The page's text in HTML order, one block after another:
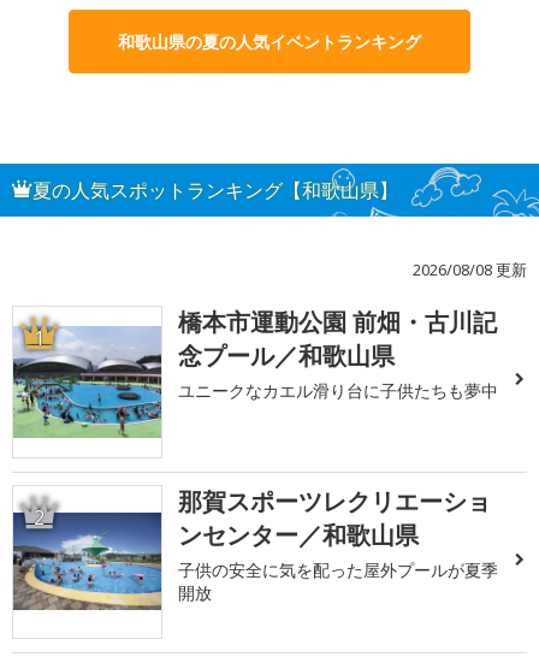
和歌山県の夏の人気イベントランキング
夏の人気スポットランキング【和歌山県】
2026/08/08 更新
1
橋本市運動公園 前畑・古川記
念プール／和歌山県
ユニークなカエル滑り台に子供たちも夢中
2
那賀スポーツレクリエーショ
ンセンター／和歌山県
子供の安全に気を配った屋外プールが夏季
開放